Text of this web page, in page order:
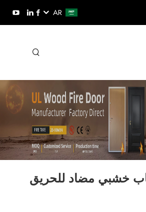
AR
خشبي مضاد للحريق